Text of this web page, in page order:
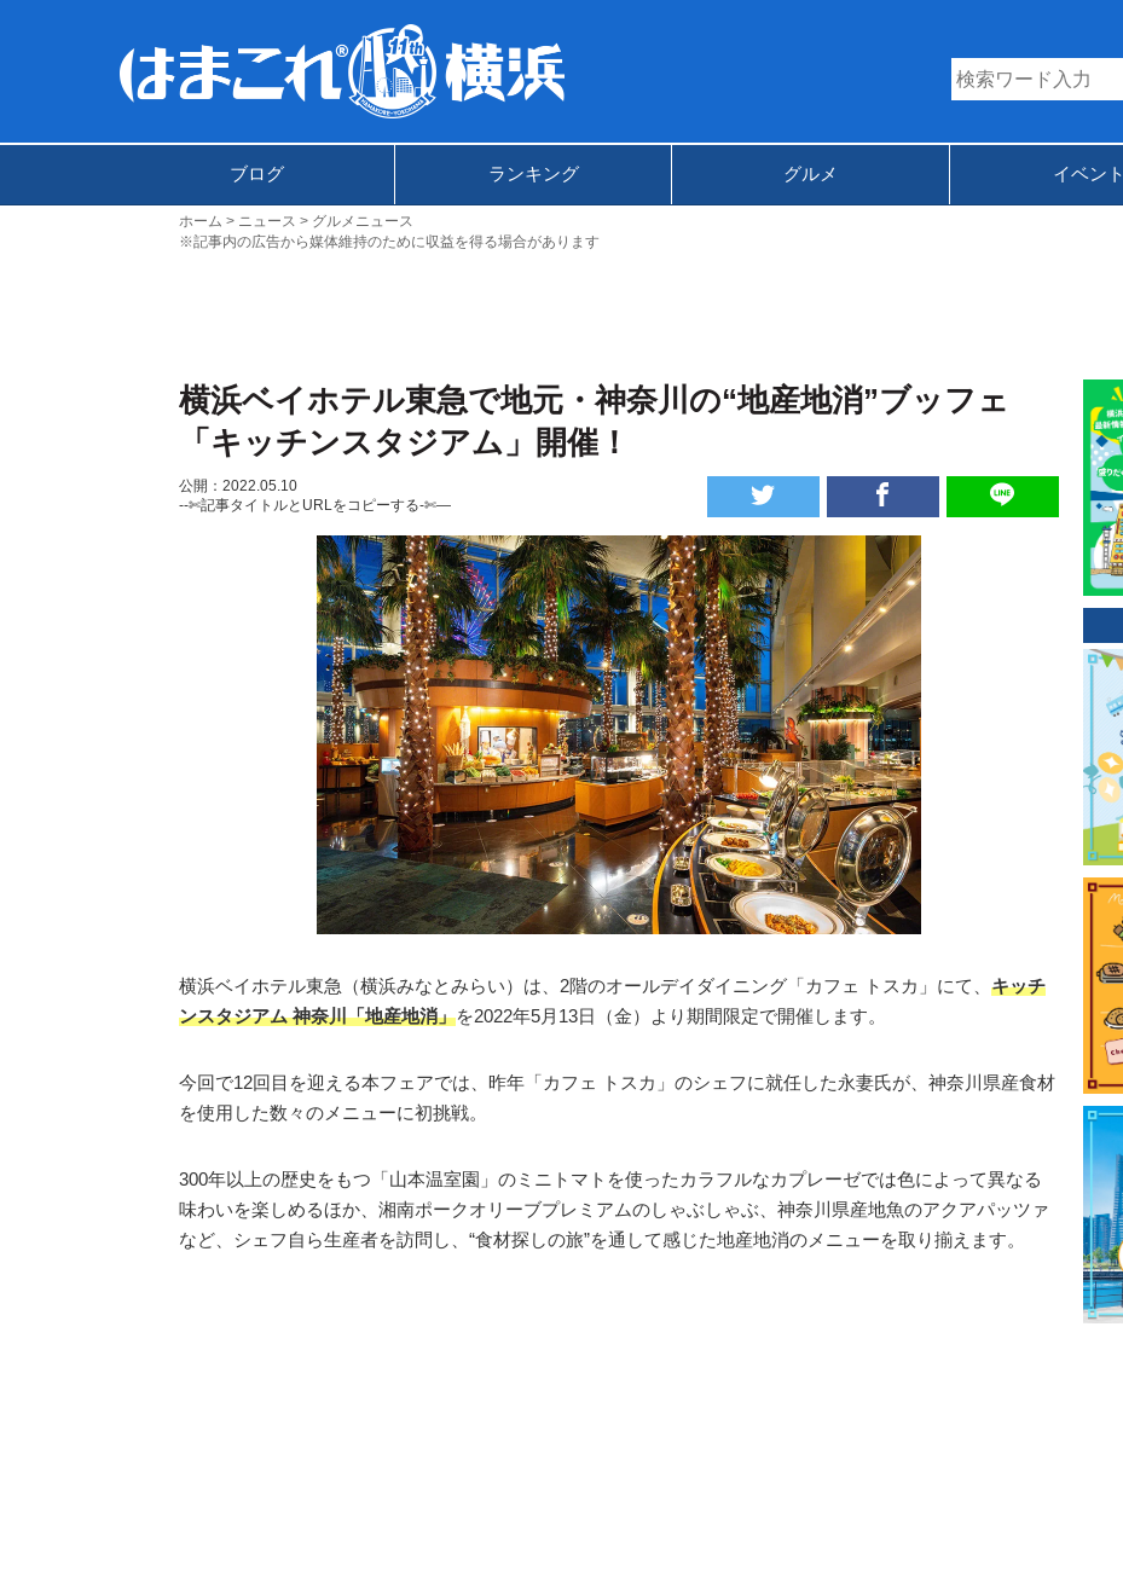
ブログ ランキング グルメ イベント
ホーム ニュース
グルメニュース
※記事内の広告から媒体維持のために収益を得る場合があります
横浜ベイホテル東急で地元・神奈川の“地産地消”ブッフェ
「キッチンスタジアム」開催！
公開：2022.05.10
--✄記事タイトルとURLをコピーする-✄—
横浜ベイホテル東急（横浜みなとみらい）は、2階のオールデイダイニング「カフェ トスカ」にて、 キッチ
ンスタジアム 神奈川「地産地消」を2022年5月13日（金）より期間限定で開催します。
今回で12回目を迎える本フェアでは、昨年「カフェ トスカ」のシェフに就任した永妻氏が、神奈川県産食材
を使用した数々のメニューに初挑戦。
300年以上の歴史をもつ「山本温室園」のミニトマトを使ったカラフルなカプレーゼでは色によって異なる
味わいを楽しめるほか、湘南ポークオリーブプレミアムのしゃぶしゃぶ、神奈川県産地魚のアクアパッツァ
など、シェフ自ら生産者を訪問し、“食材探しの旅”を通して感じた地産地消のメニューを取り揃えます。